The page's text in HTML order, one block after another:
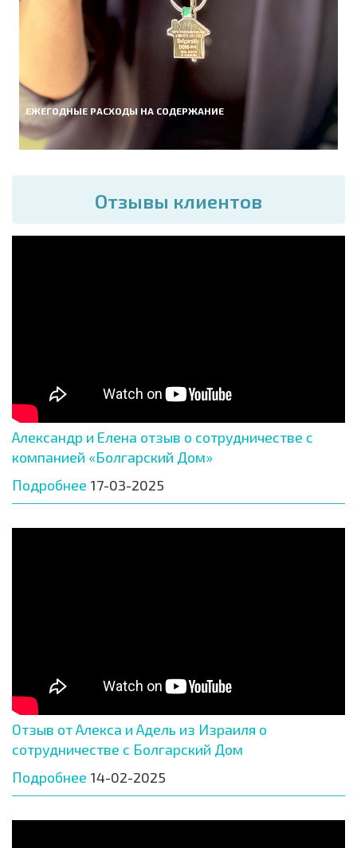
ЕЖЕГОДНЫЕ РАСХОДЫ НА СОДЕРЖАНИЕ
Отзывы клиентов
Александр и Елена отзыв о сотрудничестве с
компанией «Болгарский Дом»
Подробнее 17-03-2025
Отзыв от Алекса и Адель из Израиля о
сотрудничестве с Болгарский Дом
Подробнее 14-02-2025